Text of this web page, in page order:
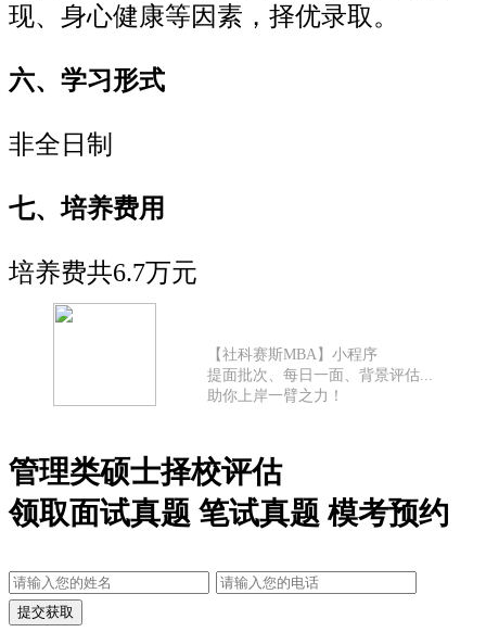
现、身心健康等因素，择优录取。
六、学习形式
非全日制
七、培养费用
培养费共6.7万元
【社科赛斯MBA】小程序
提面批次、每日一面、背景评估...
助你上岸一臂之力！
管理类硕士择校评估
领取面试真题 笔试真题 模考预约